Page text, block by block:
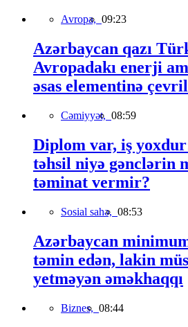
Avropa, 09:23
Azərbaycan qazı
Avropadakı enerji
əsas elementinə
Cəmiyyət, 08:59
Diplom var, iş
təhsil niyə gənclərin
təminat vermir?
Sosial sahə, 08:53
Azərbaycan
təmin edən, lakin
yetməyən əməkhaqqı
Biznes, 08:44